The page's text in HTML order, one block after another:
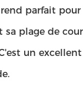
parfait
sa plage de
un